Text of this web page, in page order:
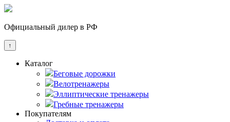
Официальный дилер в РФ
↑
Каталог
Беговые дорожки
Велотренажеры
Эллиптические тренажеры
Гребные тренажеры
Покупателям